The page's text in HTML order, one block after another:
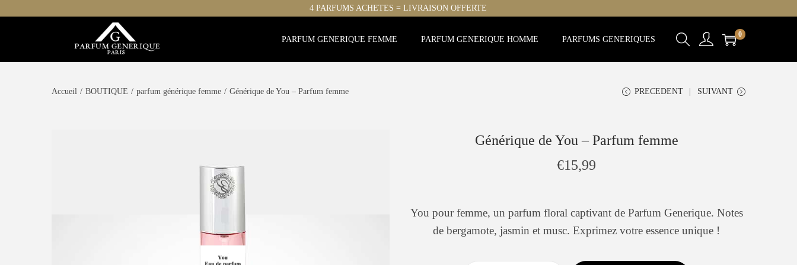
4 PARFUMS ACHETES = LIVRAISON OFFERTE
PARFUM GENERIQUE FEMME PARFUM GENERIQUE HOMME PARFUMS GENERIQUES
0
Accueil / BOUTIQUE / parfum générique femme / Générique de You – Parfum femme PRECEDENT SUIVANT
Générique de You – Parfum femme
€15,99
You pour femme, un parfum floral captivant de Parfum Generique. Notes
de bergamote, jasmin et musc. Exprimez votre essence unique !